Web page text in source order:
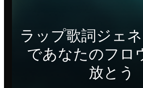
ラップ歌詞ジェ
であなたのフロ
放とう